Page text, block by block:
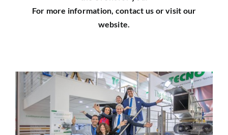
For more information, contact us or visit our
website.